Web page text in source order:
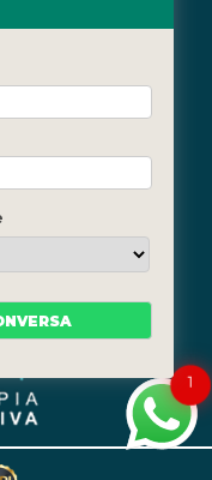
às 21h
1